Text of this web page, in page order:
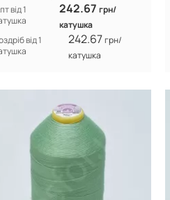
від 1
242.67грн/
катушка
від 1
242.67грн/
катушка
Туреччина
100% CF nylon